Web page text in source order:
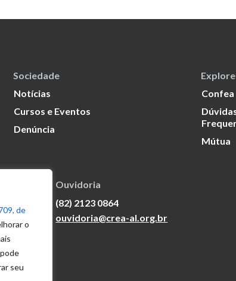
de
o
seu
Sociedade
Notícias
Cursos e Eventos
Denúncia
Explore
Confea
Mútua
Ouvidoria
(82) 2123 0864
ouvidoria@crea-al.org.br